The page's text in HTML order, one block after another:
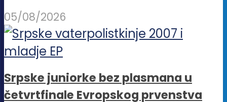
05/08/2026
Srpske juniorke bez plasmana u
četvrtfinale Evropskog prvenstva